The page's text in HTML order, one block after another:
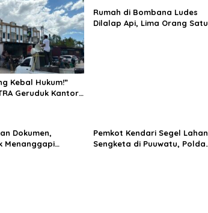
Kebal Hukum!”
Geruduk Kantor
Rumah di Bombana Ludes
Dilalap Api, Lima Orang Satu
Dokumen,
Menanggapi
Pemkot Kendari Segel Lahan
Sengketa di Puuwatu, Polda